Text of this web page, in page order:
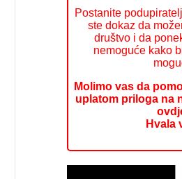
Postanite
ste dokaz da
društvo i da
nemoguće kako
Molimo vas da
uplatom priloga na
Hvala